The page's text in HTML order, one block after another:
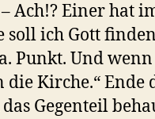
Ach!? Einer hat
soll ich Gott
Punkt. Und
die Kirche.“ Ende
Gegenteil